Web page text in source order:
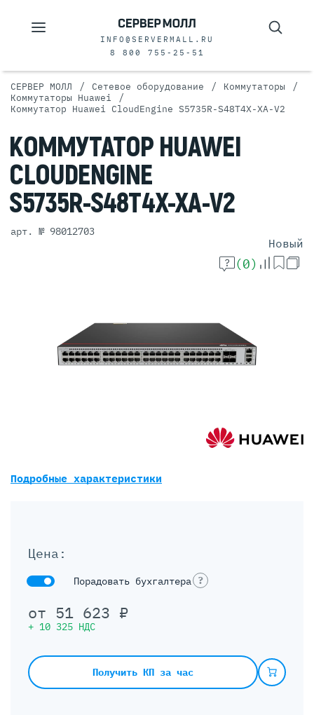
INFO@SERVERMALL.RU
8 800 755-25-51
СЕРВЕР МОЛЛ / Сетевое оборудование / Коммутаторы /
Коммутаторы Huawei /
Коммутатор Huawei CloudEngine S5735R-S48T4X-XA-V2
КОММУТАТОР HUAWEI
CLOUDENGINE
S5735R-S48T4X-XA-V2
арт. № 98012703
Новый
(0)
Цена:
Порадовать бухгалтера ?
от 51 623 ₽
+ 10 325 НДС
Получить КП за час
Подробные характеристики